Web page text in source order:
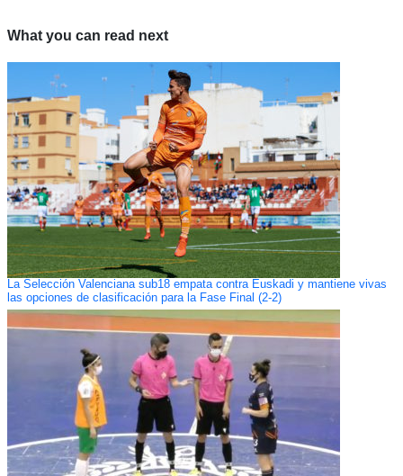
What you can read next
La Selección Valenciana sub18 empata contra Euskadi y mantiene vivas
las opciones de clasificación para la Fase Final (2-2)